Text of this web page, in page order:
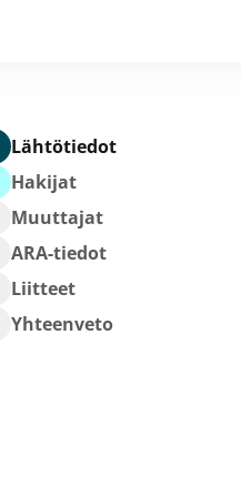
Lähtötiedot
Hakijat
Muuttajat
ARA-tiedot
Liitteet
Yhteenveto